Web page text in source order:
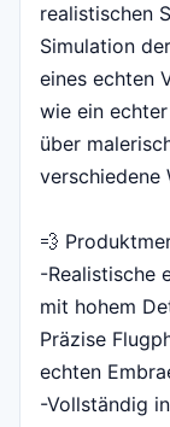
realistischen
Simulation
eines echten
wie ein
über
verschiedene
💨
-Realistische
mit hohem
Präzise
echten
-Vollständig